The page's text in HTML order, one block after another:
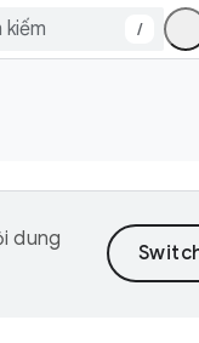
/
dung